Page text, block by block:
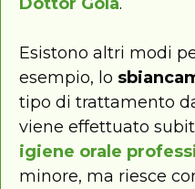
Esistono altri modi
esempio, lo
tipo di trattamento
viene effettuato
igiene orale
minore, ma riesce